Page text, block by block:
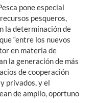
pone especial
pesqueros,
la determinación de
“entre los nuevos
en materia de
la generación de más
de cooperación
privados, y el
de amplio, oportuno